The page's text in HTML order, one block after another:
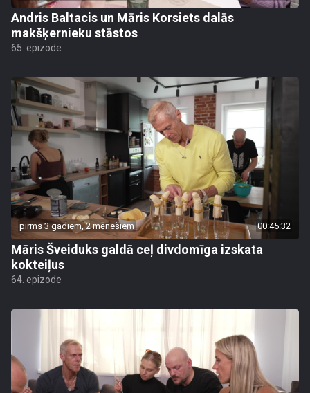
Andris Baltacis un Māris Korsiets dalās
makšķernieku stāstos
65. epizode
pirms 3 gadiem, 2 mēnešiem 00:45:32
Māris Šveiduks galdā ceļ divdomīga izskata
kokteiļus
64. epizode